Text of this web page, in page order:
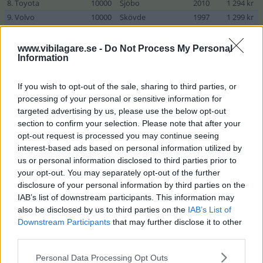
www.vibilagare.se - Do Not Process My Personal
Information
If you wish to opt-out of the sale, sharing to third parties, or
processing of your personal or sensitive information for
targeted advertising by us, please use the below opt-out
section to confirm your selection. Please note that after your
opt-out request is processed you may continue seeing
interest-based ads based on personal information utilized by
us or personal information disclosed to third parties prior to
your opt-out. You may separately opt-out of the further
disclosure of your personal information by third parties on the
IAB’s list of downstream participants. This information may
also be disclosed by us to third parties on the IAB’s List of
Downstream Participants that may further disclose it to other
Please note that this website/app uses one or more Google
Personal Data Processing Opt Outs
8. Toyota 10000 Sjöbo 2010
1 294 kr
9. Volvo
10000 Skövde 1997
1 299 kr
11. Skoda
10000 Arboga 2012
1 328 kr
12. Volkswagen
14. Audi
10000 Falun 2002
1 377 kr
15. Volvo
10000 Byske 2002
16. Ford
10000 Falköping 1999
18. Volkswagen
10000 2002
1 413 kr
19. Fiat
12000 Kumla 2010
1 416 kr
20. SAAB
10000 Äsperöd 2003
21. Audi
10000 Jämjö 1998
1 429 kr
22. Peugeot
10000 Sollefteå 2002
1 438 kr
23. Skoda
10000 Söderhamn 2010
1 439 kr
10000 Kristianstad
25. Audi
10000 Hudiksvall 1998
1 460 kr
26. Volvo
15000 Skärholmen
1 469 kr